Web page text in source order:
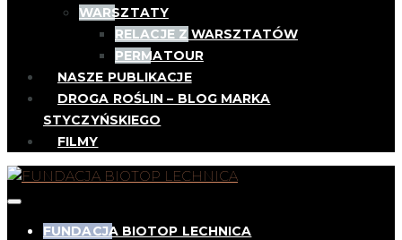
WARSZTATY
RELACJE Z WARSZTATÓW
PERMATOUR
NASZE PUBLIKACJE
DROGA ROŚLIN – BLOG MARKA
STYCZYŃSKIEGO
FILMY
FUNDACJA BIOTOP LECHNICA